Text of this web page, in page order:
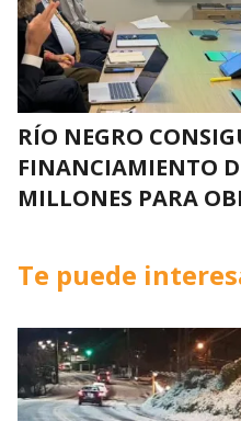
RÍO NEGRO
FINANCIAMIENTO
MILLONES PARA
Te puede